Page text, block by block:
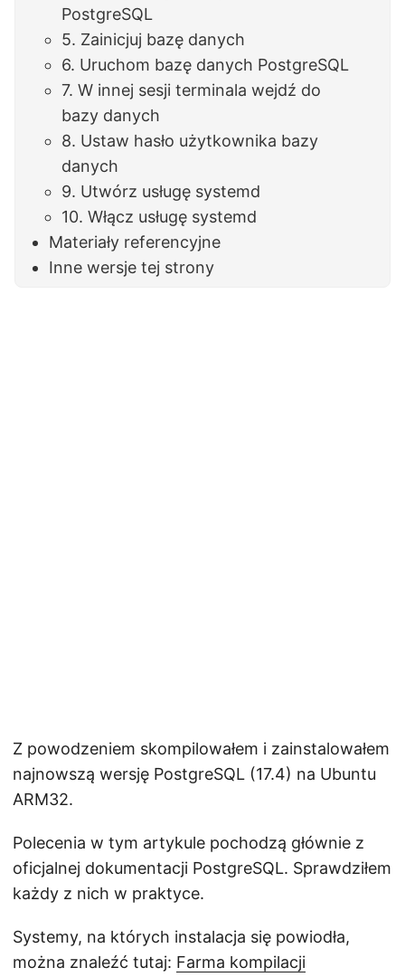
PostgreSQL
5. Zainicjuj bazę danych
6. Uruchom bazę danych PostgreSQL
7. W innej sesji terminala wejdź do
bazy danych
8. Ustaw hasło użytkownika bazy
danych
9. Utwórz usługę systemd
10. Włącz usługę systemd
Materiały referencyjne
Inne wersje tej strony
Z powodzeniem skompilowałem i zainstalowałem
najnowszą wersję PostgreSQL (17.4) na Ubuntu
ARM32.
Polecenia w tym artykule pochodzą głównie z
oficjalnej dokumentacji PostgreSQL. Sprawdziłem
każdy z nich w praktyce.
Systemy, na których instalacja się powiodła,
można znaleźć tutaj: Farma kompilacji